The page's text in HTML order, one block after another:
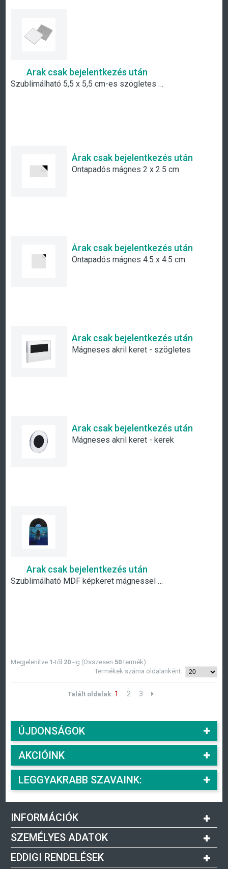
Árak csak bejelentkezés után
Szublimálható 5,5 x 5,5 cm-es szögletes fém hűtőmágnes
Árak csak bejelentkezés után
Öntapadós mágnes 2 x 2.5 cm
Árak csak bejelentkezés után
Öntapadós mágnes 4.5 x 4.5 cm
Árak csak bejelentkezés után
Mágneses akril keret - szögletes
Árak csak bejelentkezés után
Mágneses akril keret - kerek
Árak csak bejelentkezés után
Szublimálható MDF képkeret mágnessel - bakelitlemez
Megjelenítve 1-től 20-ig (Összesen50termék)
Termékek száma oldalanként:
Talált oldalak: 1 2 3
ÚJDONSÁGOK
AKCIÓINK
LEGGYAKRABB SZAVAINK:
INFORMÁCIÓK
SZEMÉLYES ADATOK
EDDIGI RENDELÉSEK